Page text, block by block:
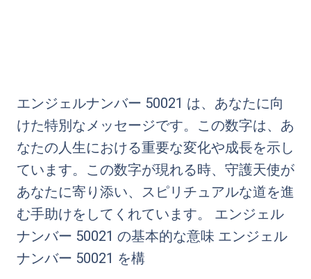
エンジェルナンバー 50021 は、あなたに向
けた特別なメッセージです。この数字は、あ
なたの人生における重要な変化や成長を示し
ています。この数字が現れる時、守護天使が
あなたに寄り添い、スピリチュアルな道を進
む手助けをしてくれています。 エンジェル
ナンバー 50021 の基本的な意味 エンジェル
ナンバー 50021 を構